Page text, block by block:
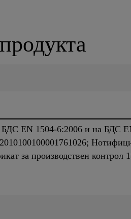
EN 1504-6:2006 и на БДС
за производствен контрол